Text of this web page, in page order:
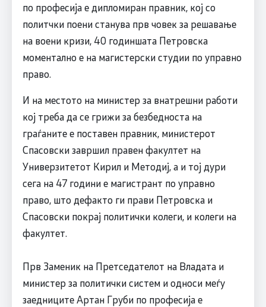
по професија е дипломиран правник, кој со
политчки поени станува прв човек за решавање
на воени кризи, 40 годиншата Петровска
моментално е на магистерски студии по управно
право.
И на местото на министер за внатрешни работи
кој треба да се грижи за безбедноста на
граѓаните е поставен правник, министерот
Спасовски завршил правен факултет на
Универзитетот Кирил и Методиј, а и тој дури
сега на 47 години е магистрант по управно
право, што дефакто ги прави Петровска и
Спасовски покрај политички колеги, и колеги на
факултет.
Прв Заменик на Претседателот на Владата и
министер за политички систем и односи меѓу
заедниците Артан Груби по професија е